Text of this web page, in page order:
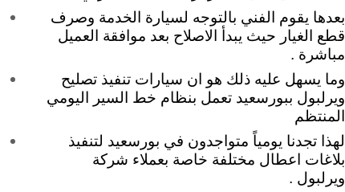
بعدها يقوم الفني بالتوجه لسيارة الخدمة وصرف
قطع الغيار حيث يبدأ الاصلاح بعد موافقة العميل
مباشرة .
وما يسهل عليه ذلك هو ان سيارات تنفيذ تصليح
ويرلبول ببورسعيد تعمل بنظام خط السير اليومي
المنتظم
لهذا تجدنا يومياً متواجدون في بورسعيد لتنفيذ
بلاغات اعطال مختلفة خاصة بعملاء شركة
ويرلبول .